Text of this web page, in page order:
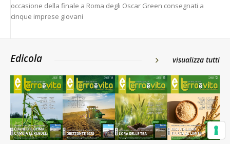
occasione della finale a Roma degli Oscar Green consegnati a
cinque imprese giovani
Edicola visualizza tutti